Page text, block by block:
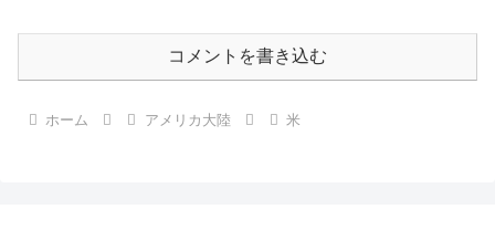
コメントを書き込む
ホーム アメリカ大陸 米